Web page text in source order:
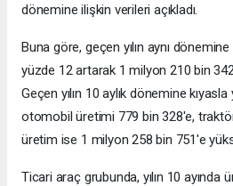
dönemine ilişkin verileri açıkladı.
Buna göre, geçen yılın aynı
yüzde 12 artarak 1 milyon 210 bin
Geçen yılın 10 aylık dönemine
otomobil üretimi 779 bin 328'e,
üretim ise 1 milyon 258 bin 751'e
Ticari araç grubunda, yılın 10